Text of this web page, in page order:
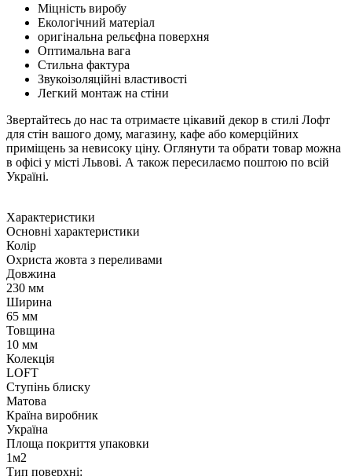
Міцність виробу
Екологічний матеріал
оригінальна рельєфна поверхня
Оптимальна вага
Стильна фактура
Звукоізоляційні властивості
Легкий монтаж на стіни
Звертайтесь до нас та отримаєте цікавий декор в стилі Лофт
для стін вашого дому, магазину, кафе або комерційних
приміщень за невисоку ціну. Оглянути та обрати товар можна
в офісі у місті Львові. А також пересилаємо поштою по всій
Україні.
Характеристики
Основні характеристики
Колір
Охриста жовта з переливами
Довжина
230 мм
Ширина
65 мм
Товщина
10 мм
Колекція
LOFT
Ступінь блиску
Матова
Країна виробник
Україна
Площа покриття упаковки
1м2
Тип поверхні: